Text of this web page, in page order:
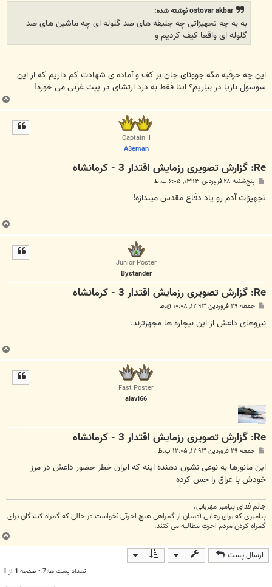
ostovar akbar نوشته شده:
به به چه تجهیزاتی چه جلیقه های ضد گلوله ای چه ماشین های ضد
گلوله ای واقعا کیف کردیم و
این چه حرفیه مگه جوونای جان بر کف و آماده ی شهادت کم داریم که از این
سوسول بازیا در بیاریم؟ اینا فقط به درد ارتشای در پیت غربی می خوره!
Captain II
A3eman
Re: گزارش تصویری رزمایش اقتدار 3 - کرمانشاه
س
ت
پنج‌شنبه ۲۸ فروردین ۱۳۹۳, ۶:۰۵ ب.ظ
تجهیزات آدم رو یاد دفاع مقدس میندازه!
Junior Poster
Bystander
Re: گزارش تصویری رزمایش اقتدار 3 - کرمانشاه
ت
جمعه ۲۹ فروردین ۱۳۹۳, ۱۰:۰۸ ق.ظ
نیروهای داعش از این بیچاره ها مجهزترند.
Fast Poster
alavi66
Re: گزارش تصویری رزمایش اقتدار 3 - کرمانشاه
ت
جمعه ۲۹ فروردین ۱۳۹۳, ۱۲:۰۵ ب.ظ
این مانورها به نوعی نشون دهنده اینه که ایران خطر حضور داعش در مرز
خودش با عراق را حس کرده
جانم فدای پیامبر مهربانی.
پیامبری که برای رهایی آدمیان از گمراهی هیچ اجرتی نخواست در حالی که گمراه کنندگان برای
گمراه کردن مردم اجرت مطالبه می کنند.
ارسال پست
تعداد پست ها:7 • صفحه 1 از 1